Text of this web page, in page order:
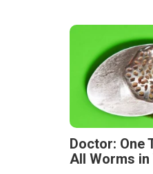
Doctor: One
All Worms in